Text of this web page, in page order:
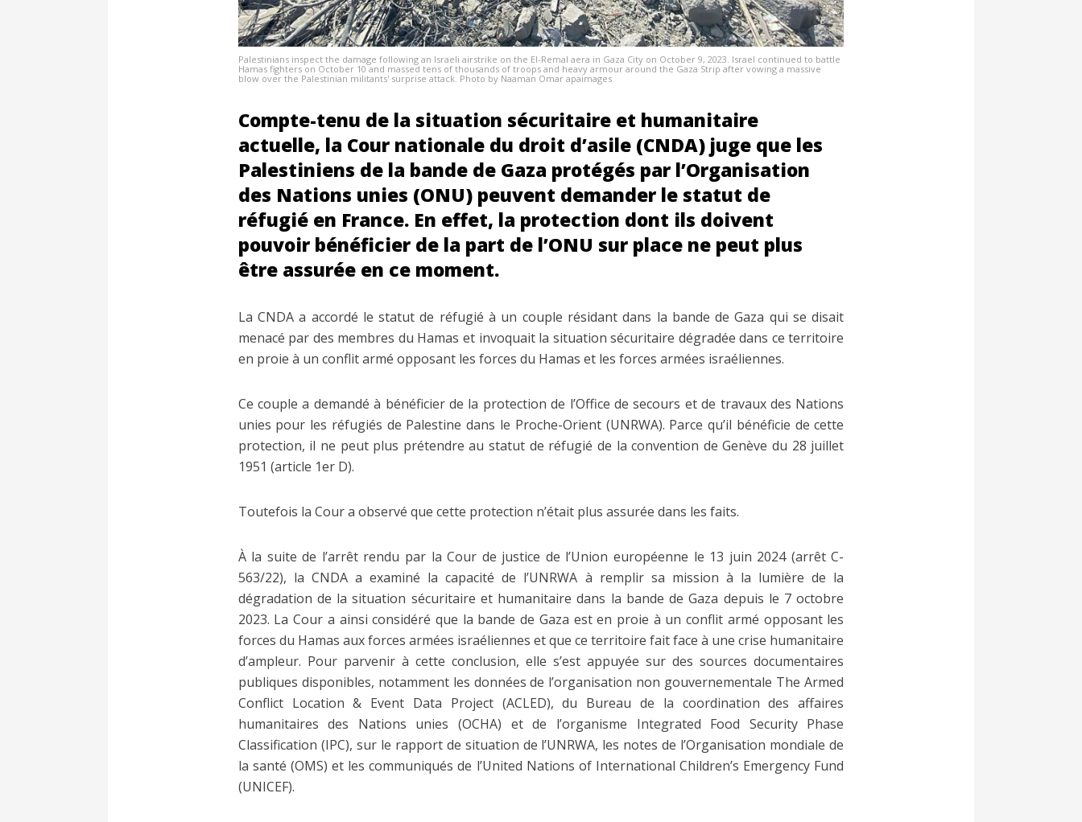
Palestinians inspect the damage following an Israeli airstrike on the El-Remal aera in Gaza City on October 9, 2023. Israel continued to battle
Hamas fighters on October 10 and massed tens of thousands of troops and heavy armour around the Gaza Strip after vowing a massive
blow over the Palestinian militants' surprise attack. Photo by Naaman Omar apaimages
Compte-tenu de la situation sécuritaire et humanitaire
actuelle, la Cour nationale du droit d’asile (CNDA) juge que les
Palestiniens de la bande de Gaza protégés par l’Organisation
des Nations unies (ONU) peuvent demander le statut de
réfugié en France. En effet, la protection dont ils doivent
pouvoir bénéficier de la part de l’ONU sur place ne peut plus
être assurée en ce moment.
La CNDA a accordé le statut de réfugié à un couple résidant dans la bande de Gaza qui se disait
menacé par des membres du Hamas et invoquait la situation sécuritaire dégradée dans ce territoire
en proie à un conflit armé opposant les forces du Hamas et les forces armées israéliennes.
Ce couple a demandé à bénéficier de la protection de l’Office de secours et de travaux des Nations
unies pour les réfugiés de Palestine dans le Proche-Orient (UNRWA). Parce qu’il bénéficie de cette
protection, il ne peut plus prétendre au statut de réfugié de la convention de Genève du 28 juillet
1951 (article 1er D).
Toutefois la Cour a observé que cette protection n’était plus assurée dans les faits.
À la suite de l’arrêt rendu par la Cour de justice de l’Union européenne le 13 juin 2024 (arrêt C-
563/22), la CNDA a examiné la capacité de l’UNRWA à remplir sa mission à la lumière de la
dégradation de la situation sécuritaire et humanitaire dans la bande de Gaza depuis le 7 octobre
2023. La Cour a ainsi considéré que la bande de Gaza est en proie à un conflit armé opposant les
forces du Hamas aux forces armées israéliennes et que ce territoire fait face à une crise humanitaire
d’ampleur. Pour parvenir à cette conclusion, elle s’est appuyée sur des sources documentaires
publiques disponibles, notamment les données de l’organisation non gouvernementale The Armed
Conflict Location & Event Data Project (ACLED), du Bureau de la coordination des affaires
humanitaires des Nations unies (OCHA) et de l’organisme Integrated Food Security Phase
Classification (IPC), sur le rapport de situation de l’UNRWA, les notes de l’Organisation mondiale de
la santé (OMS) et les communiqués de l’United Nations of International Children’s Emergency Fund
(UNICEF).